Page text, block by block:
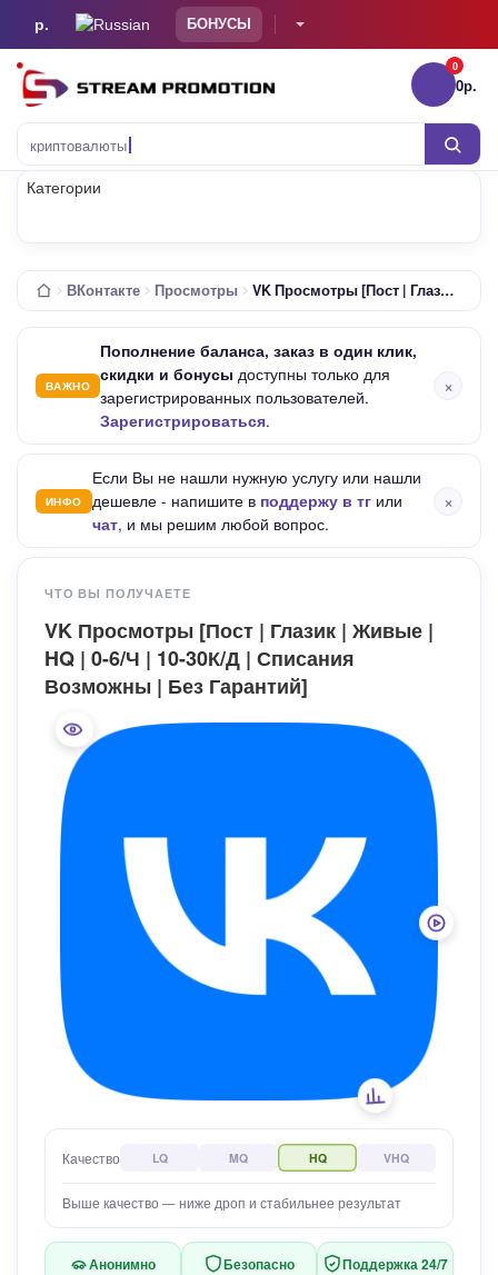
р. БОНУСЫ
криптовалюты
0
0р.
Категории
ВКонтакте Просмотры VK Просмотры [Пост | Глазик | Живые | HQ | 0-6/Ч | 10-30К/Д | Списания Возможны | Без Гарантии]
ВАЖНО
Пополнение баланса, заказ в один клик,
скидки и бонусы доступны только для
зарегистрированных пользователей.
Зарегистрироваться.
×
ИНФО
Если Вы не нашли нужную услугу или нашли
дешевле - напишите в поддержу в тгили
чат, и мы решим любой вопрос.
×
ЧТО ВЫ ПОЛУЧАЕТЕ
VK Просмотры [Пост | Глазик | Живые |
HQ | 0-6/Ч | 10-30К/Д | Списания
Возможны | Без Гарантий]
Качество LQ MQ HQ VHQ
Выше качество — ниже дроп и стабильнее результат
Анонимно Безопасно Поддержка 24/7